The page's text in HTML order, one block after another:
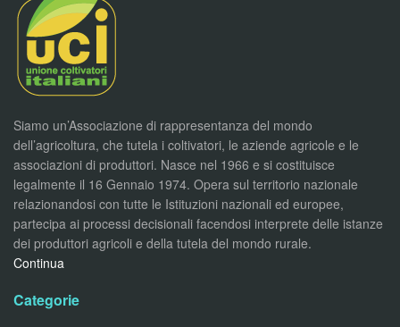
Siamo un’Associazione di rappresentanza del mondo
dell’agricoltura, che tutela i coltivatori, le aziende agricole e le
associazioni di produttori. Nasce nel 1966 e si costituisce
legalmente il 16 Gennaio 1974. Opera sul territorio nazionale
relazionandosi con tutte le Istituzioni nazionali ed europee,
partecipa ai processi decisionali facendosi interprete delle istanze
dei produttori agricoli e della tutela del mondo rurale.
Continua
Categorie